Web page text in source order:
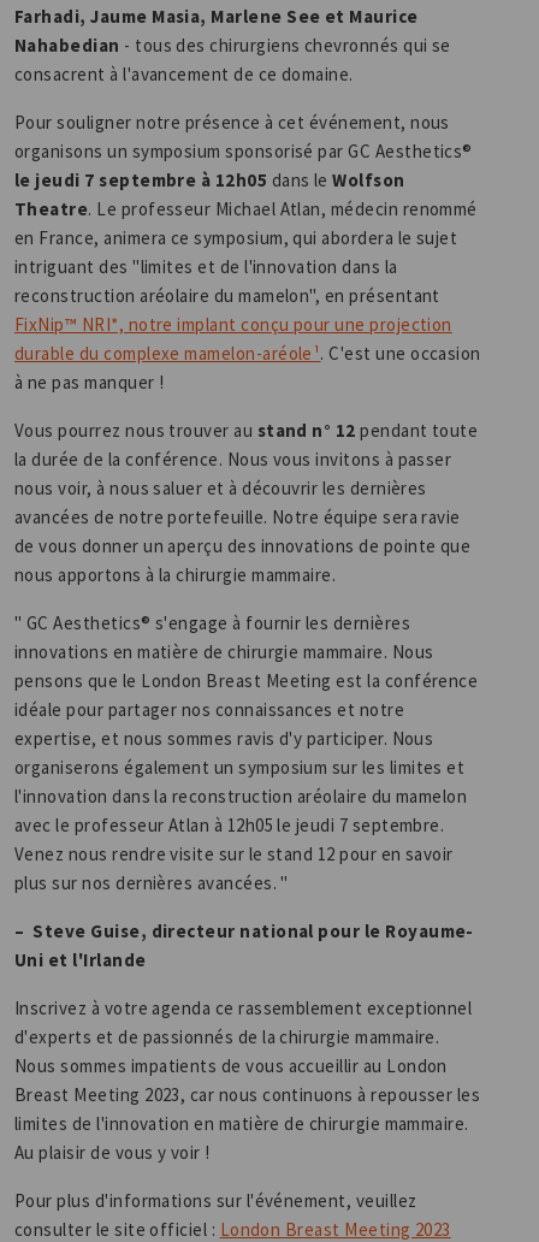
Farhadi, Jaume Masia, Marlene See et Maurice
Nahabedian - tous des chirurgiens chevronnés qui se
consacrent à l'avancement de ce domaine.
Pour souligner notre présence à cet événement, nous
organisons un symposium sponsorisé par GC Aesthetics®
le jeudi 7 septembre à 12h05 dans leWolfson
Theatre. Le professeur Michael Atlan, médecin renommé
en France, animera ce symposium, qui abordera le sujet
intriguant des "limites et de l'innovation dans la
reconstruction aréolaire du mamelon", en présentant
FixNip™ NRI*, notre implant conçu pour une projection
durable du complexe mamelon-aréole¹. C'est une occasion
à ne pas manquer !
Vous pourrez nous trouver au stand n° 12pendant toute
la durée de la conférence. Nous vous invitons à passer
nous voir, à nous saluer et à découvrir les dernières
avancées de notre portefeuille. Notre équipe sera ravie
de vous donner un aperçu des innovations de pointe que
nous apportons à la chirurgie mammaire.
" GC Aesthetics® s'engage à fournir les dernières
innovations en matière de chirurgie mammaire. Nous
pensons que le London Breast Meeting est la conférence
idéale pour partager nos connaissances et notre
expertise, et nous sommes ravis d'y participer. Nous
organiserons également un symposium sur les limites et
l'innovation dans la reconstruction aréolaire du mamelon
avec le professeur Atlan à 12h05 le jeudi 7 septembre.
Venez nous rendre visite sur le stand 12 pour en savoir
plus sur nos dernières avancées. "
– Steve Guise, directeur national pour le Royaume-
Uni et l'Irlande
Inscrivez à votre agenda ce rassemblement exceptionnel
d'experts et de passionnés de la chirurgie mammaire.
Nous sommes impatients de vous accueillir au London
Breast Meeting 2023, car nous continuons à repousser les
limites de l'innovation en matière de chirurgie mammaire.
Au plaisir de vous y voir !
Pour plus d'informations sur l'événement, veuillez
consulter le site officiel : London Breast Meeting 2023